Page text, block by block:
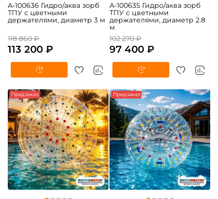
A-100636 Гидро/аква зорб
ТПУ с цветными
держателями, диаметр 3 м
118 860 ₽
113 200 ₽
A-100635 Гидро/аква зорб
ТПУ с цветными
держателями, диаметр 2.8
м
102 270 ₽
97 400 ₽
Предзаказ -5% Предзаказ